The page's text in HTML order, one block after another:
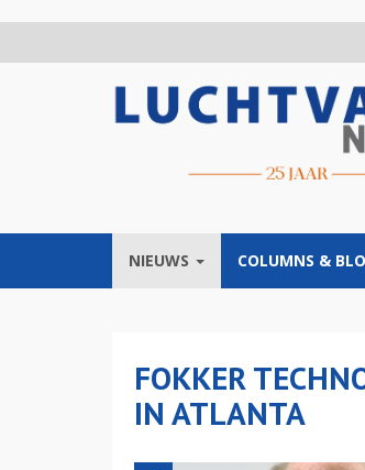
NIEUWS COLUMNS &
FOKKER
IN ATLANTA